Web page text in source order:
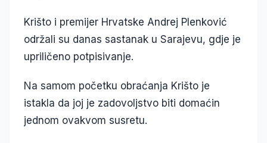
Krišto i premijer Hrvatske Andrej Plenković
održali su danas sastanak u Sarajevu, gdje je
upriličeno potpisivanje.
Na samom početku obraćanja Krišto je
istakla da joj je zadovoljstvo biti domaćin
jednom ovakvom susretu.